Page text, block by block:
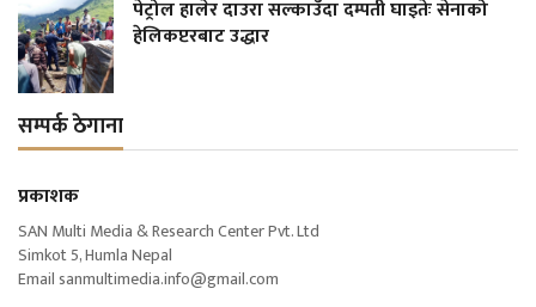
पेट्रोल हालेर दाउरा सल्काउँदा दम्पती घाइतेः सेनाको
हेलिकप्टरबाट उद्धार
सम्पर्क ठेगाना
प्रकाशक
SAN Multi Media & Research Center Pvt. Ltd
Simkot 5, Humla Nepal
Email sanmultimedia.info@gmail.com